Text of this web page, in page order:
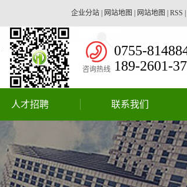
企业分站 网站地图 网站地图 RSS
咨询热线
0755-
189-2601-
人才招聘 联系我们